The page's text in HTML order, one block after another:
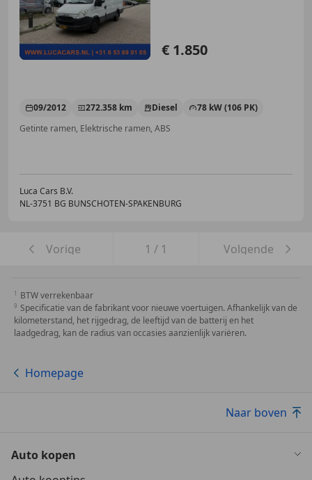
€ 1.850
09/2012 272.358 km Diesel
78 kW (106 PK)
Getinte ramen, Elektrische ramen, ABS
Luca Cars B.V.
NL-3751 BG BUNSCHOTEN-SPAKENBURG
Vorige 1 / 1 Volgende
BTW verrekenbaar
Specificatie van de fabrikant voor nieuwe voertuigen. Afhankelijk van de
kilometerstand, het rijgedrag, de leeftijd van de batterij en het
laadgedrag, kan de radius van occasies aanzienlijk variëren.
Homepage
Naar boven
Auto kopen